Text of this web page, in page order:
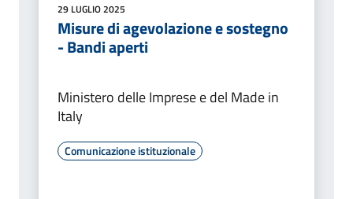
29 LUGLIO 2025
Misure di agevolazione e sostegno
- Bandi aperti
Ministero delle Imprese e del Made in
Italy
Comunicazione istituzionale